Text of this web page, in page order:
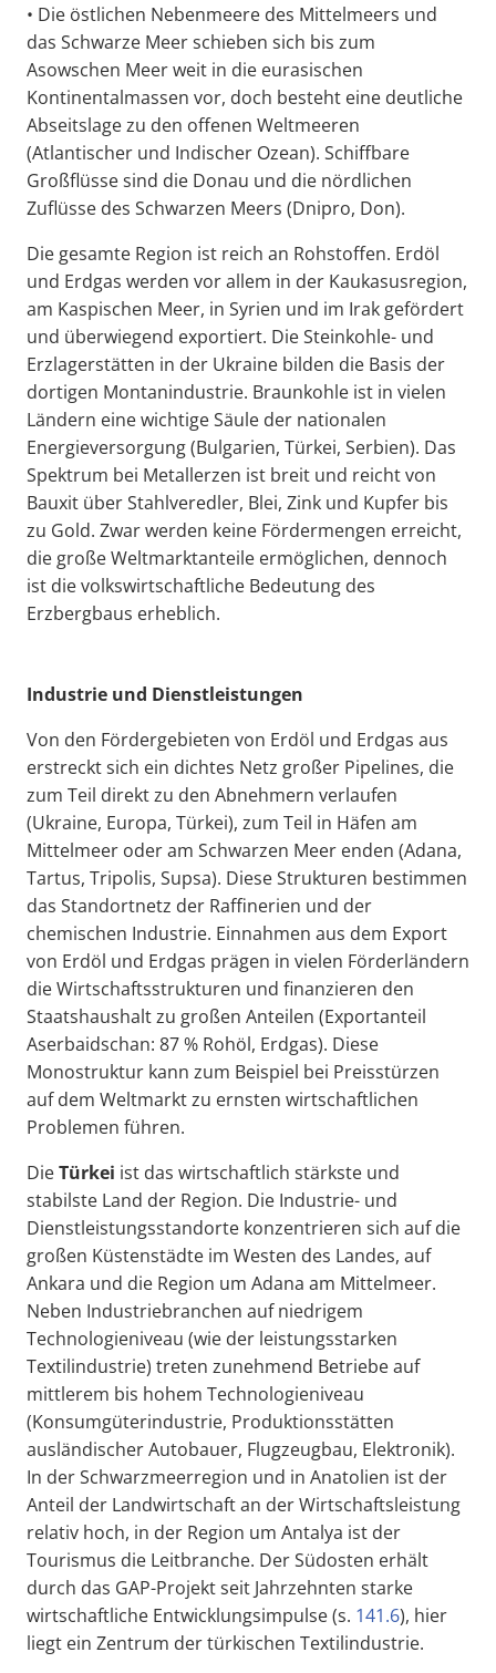
• Die östlichen Nebenmeere des Mittelmeers und
das Schwarze Meer schieben sich bis zum
Asowschen Meer weit in die eurasischen
Kontinentalmassen vor, doch besteht eine deutliche
Abseitslage zu den offenen Weltmeeren
(Atlantischer und Indischer Ozean). Schiffbare
Großflüsse sind die Donau und die nördlichen
Zuflüsse des Schwarzen Meers (Dnipro, Don).
Die gesamte Region ist reich an Rohstoffen. Erdöl
und Erdgas werden vor allem in der Kaukasusregion,
am Kaspischen Meer, in Syrien und im Irak gefördert
und überwiegend exportiert. Die Steinkohle- und
Erzlagerstätten in der Ukraine bilden die Basis der
dortigen Montanindustrie. Braunkohle ist in vielen
Ländern eine wichtige Säule der nationalen
Energieversorgung (Bulgarien, Türkei, Serbien). Das
Spektrum bei Metallerzen ist breit und reicht von
Bauxit über Stahlveredler, Blei, Zink und Kupfer bis
zu Gold. Zwar werden keine Fördermengen erreicht,
die große Weltmarktanteile ermöglichen, dennoch
ist die volkswirtschaftliche Bedeutung des
Erzbergbaus erheblich.
Industrie und Dienstleistungen
Von den Fördergebieten von Erdöl und Erdgas aus
erstreckt sich ein dichtes Netz großer Pipelines, die
zum Teil direkt zu den Abnehmern verlaufen
(Ukraine, Europa, Türkei), zum Teil in Häfen am
Mittelmeer oder am Schwarzen Meer enden (Adana,
Tartus, Tripolis, Supsa). Diese Strukturen bestimmen
das Standortnetz der Raffinerien und der
chemischen Industrie. Einnahmen aus dem Export
von Erdöl und Erdgas prägen in vielen Förderländern
die Wirtschaftsstrukturen und finanzieren den
Staatshaushalt zu großen Anteilen (Exportanteil
Aserbaidschan: 87 % Rohöl, Erdgas). Diese
Monostruktur kann zum Beispiel bei Preisstürzen
auf dem Weltmarkt zu ernsten wirtschaftlichen
Problemen führen.
DieTürkei ist das wirtschaftlich stärkste und
stabilste Land der Region. Die Industrie- und
Dienstleistungsstandorte konzentrieren sich auf die
großen Küstenstädte im Westen des Landes, auf
Ankara und die Region um Adana am Mittelmeer.
Neben Industriebranchen auf niedrigem
Technologieniveau (wie der leistungsstarken
Textilindustrie) treten zunehmend Betriebe auf
mittlerem bis hohem Technologieniveau
(Konsumgüterindustrie, Produktionsstätten
ausländischer Autobauer, Flugzeugbau, Elektronik).
In der Schwarzmeerregion und in Anatolien ist der
Anteil der Landwirtschaft an der Wirtschaftsleistung
relativ hoch, in der Region um Antalya ist der
Tourismus die Leitbranche. Der Südosten erhält
durch das GAP-Projekt seit Jahrzehnten starke
wirtschaftliche Entwicklungsimpulse (s. 141.6), hier
liegt ein Zentrum der türkischen Textilindustrie.